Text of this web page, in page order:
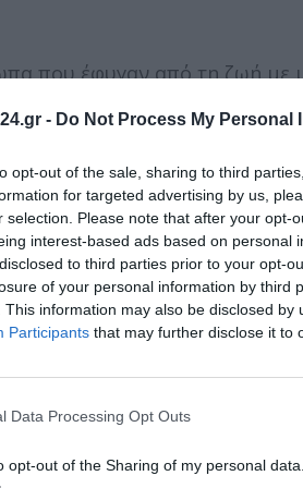
- Do Not Process My Personal
opt-out of the sale, sharing to third
for targeted advertising by us,
selection. Please note that after your opt-
interest-based ads based on personal
to third parties prior to your opt-
of your personal information by third
This information may also be disclosed by
Participants that may further disclose it to
Data Processing Opt Outs
opt-out of the Sharing of my personal data.
που έφυγαν από τη ζωή με
κολλύβων και
μπορούσαν να
ζωή και κάποτε η
3η, την 9η και την 30ή από
όπου γινόταν και
αποθανόντος.
του νεκρού προς τιμή
Γενικά σε όλο τον αρχαίο
με προσφορές οίνου,
κατά κανόνα μαύρου.
Ορθόδοξη Εκκλησία τηρεί
κατά τη 3η ημέρα από